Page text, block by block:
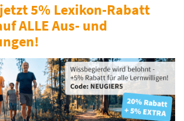
5% Lexikon-Rabatt
ALLE Aus- und